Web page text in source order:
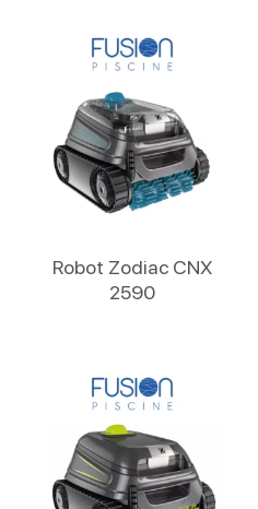
Robot Zodiac CNX
2590